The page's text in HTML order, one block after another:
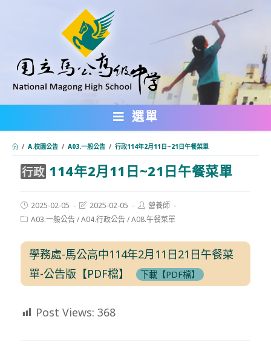
內
選單
/ A.校園公告 / A03.一般公告 / 行政114年2月11日~21日午餐菜單
行政 114年2月11日~21日午餐菜單
Post
published:
2025-02-05
Post
modified:
2025-02-05
Post
author:
營養師
PostA03.一般公告/A04.行政公告/A08.午餐菜單
學務處-馬公高中114年2月11日21日午餐菜
單-公告版【PDF檔】
下載【PDF檔】
Post Views: 368